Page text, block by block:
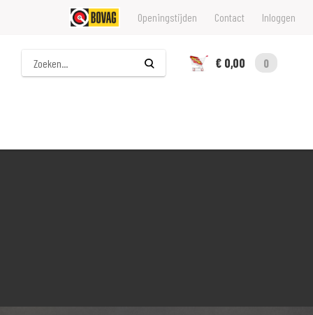
Openingstijden Contact Inloggen
Zoeken
€ 0,00
0